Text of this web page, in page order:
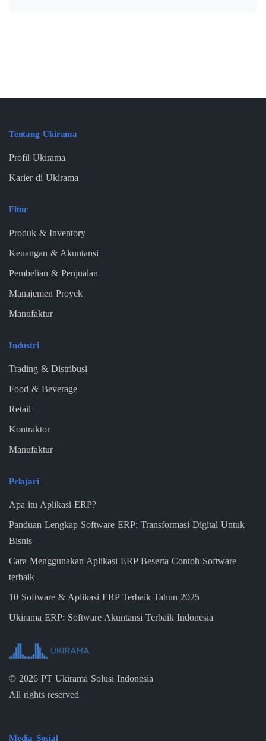
Tentang Ukirama
Profil Ukirama
Karier di Ukirama
Fitur
Produk & Inventory
Keuangan & Akuntansi
Pembelian & Penjualan
Manajemen Proyek
Manufaktur
Industri
Trading & Distribusi
Food & Beverage
Retail
Kontraktor
Manufaktur
Pelajari
Apa itu Aplikasi ERP?
Panduan Lengkap Software ERP: Transformasi Digital Untuk
Bisnis
Cara Menggunakan Aplikasi ERP Beserta Contoh Software
terbaik
10 Software & Aplikasi ERP Terbaik Tahun 2025
Ukirama ERP: Software Akuntansi Terbaik Indonesia
© 2026 PT Ukirama Solusi Indonesia
All rights reserved
Media Sosial